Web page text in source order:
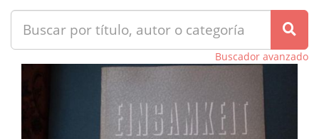
Buscador avanzado